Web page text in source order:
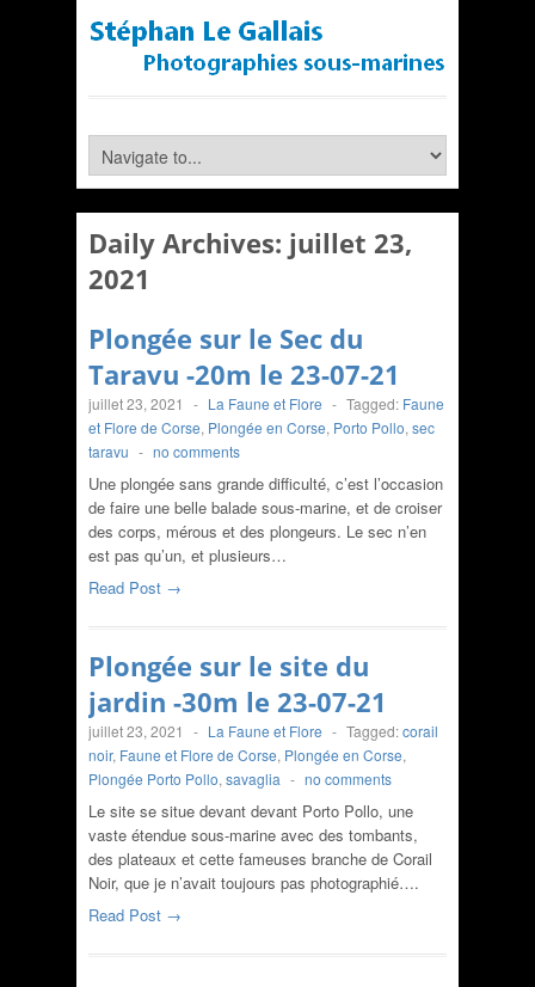
Daily Archives: juillet 23,
2021
Plongée sur le Sec du
Taravu -20m le 23-07-21
juillet 23, 2021 - La Faune et Flore - Tagged: Faune
et Flore de Corse, Plongée en Corse, Porto Pollo, sec
taravu - no comments
Une plongée sans grande difficulté, c’est l’occasion
de faire une belle balade sous-marine, et de croiser
des corps, mérous et des plongeurs. Le sec n’en
est pas qu’un, et plusieurs…
Read Post →
Plongée sur le site du
jardin -30m le 23-07-21
juillet 23, 2021 - La Faune et Flore - Tagged:corail
noir, Faune et Flore de Corse, Plongée en Corse,
Plongée Porto Pollo, savaglia - no comments
Le site se situe devant devant Porto Pollo, une
vaste étendue sous-marine avec des tombants,
des plateaux et cette fameuses branche de Corail
Noir, que je n’avait toujours pas photographié….
Read Post →